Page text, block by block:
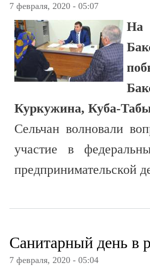
7 февраля, 2020 - 05:07
На
Куркужина, Куба-
Сельчан волновали
участие в
предпринимательской
Санитарный день в
7 февраля, 2020 - 05:04